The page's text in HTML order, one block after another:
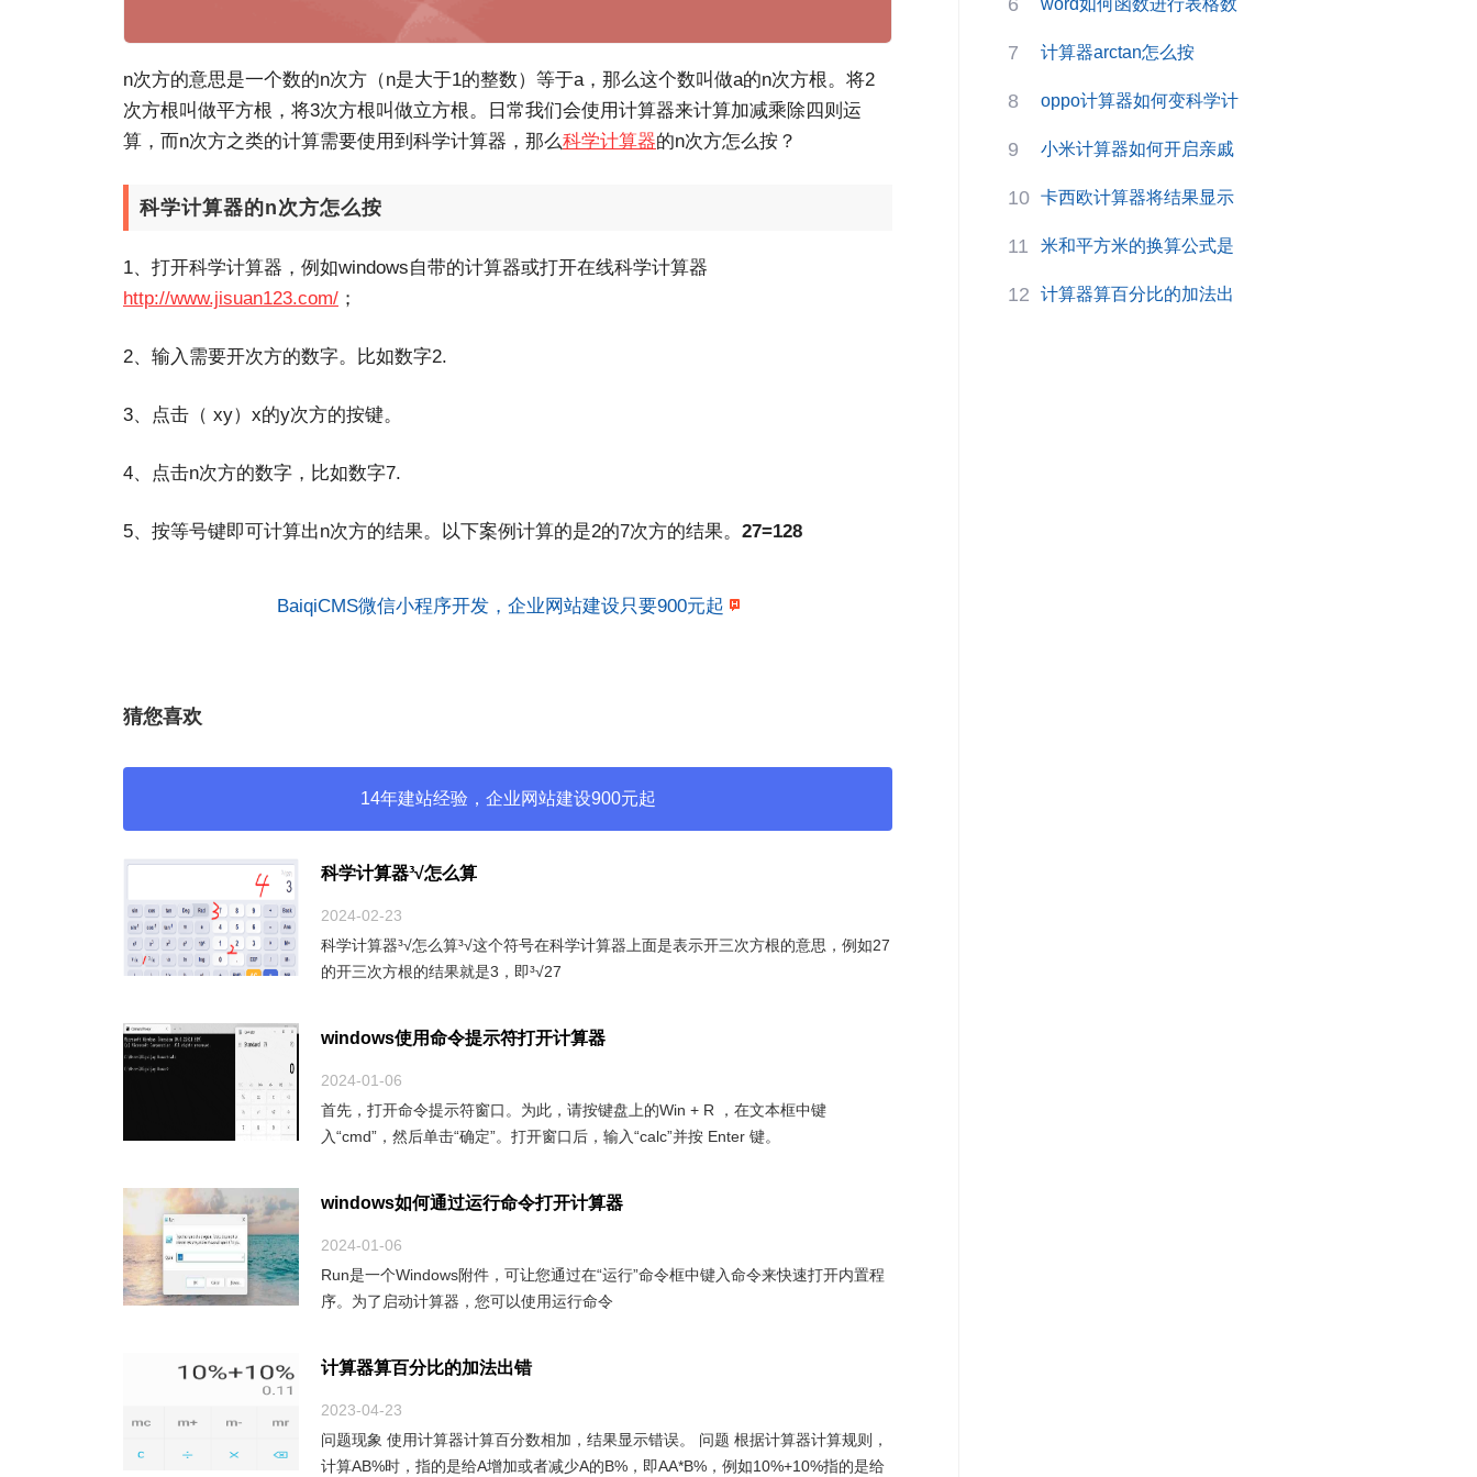
n次方的意思是一个数的n次方（n是大于1的整数）等于a，那么这个数叫做a的n次方根。将2
次方根叫做平方根，将3次方根叫做立方根。日常我们会使用计算器来计算加减乘除四则运
算，而n次方之类的计算需要使用到科学计算器，那么科学计算器的n次方怎么按？
科学计算器的n次方怎么按
1、打开科学计算器，例如windows自带的计算器或打开在线科学计算器
http://www.jisuan123.com/ ；
2、输入需要开次方的数字。比如数字2.
3、点击（ xy）x的y次方的按键。
4、点击n次方的数字，比如数字7.
5、按等号键即可计算出n次方的结果。以下案例计算的是2的7次方的结果。 27=128
BaiqiCMS微信小程序开发，企业网站建设只要900元起
word如何函数进行表格数
6
计算器arctan怎么按
7
oppo计算器如何变科学计
8
小米计算器如何开启亲戚
9
卡西欧计算器将结果显示
10
米和平方米的换算公式是
11
计算器算百分比的加法出
12
猜您喜欢
14年建站经验，企业网站建设900元起
科学计算器³√怎么算
2024-02-23
科学计算器³√怎么算³√这个符号在科学计算器上面是表示开三次方根的意思，例如27
的开三次方根的结果就是3，即³√27
windows使用命令提示符打开计算器
2024-01-06
首先，打开命令提示符窗口。为此，请按键盘上的Win + R ，在文本框中键
入“cmd”，然后单击“确定”。打开窗口后，输入“calc”并按 Enter 键。
windows如何通过运行命令打开计算器
2024-01-06
Run是一个Windows附件，可让您通过在“运行”命令框中键入命令来快速打开内置程
序。为了启动计算器，您可以使用运行命令
计算器算百分比的加法出错
2023-04-23
问题现象 使用计算器计算百分数相加，结果显示错误。 问题 根据计算器计算规则，
计算AB%时，指的是给A增加或者减少A的B%，即AA*B%，例如10%+10%指的是给